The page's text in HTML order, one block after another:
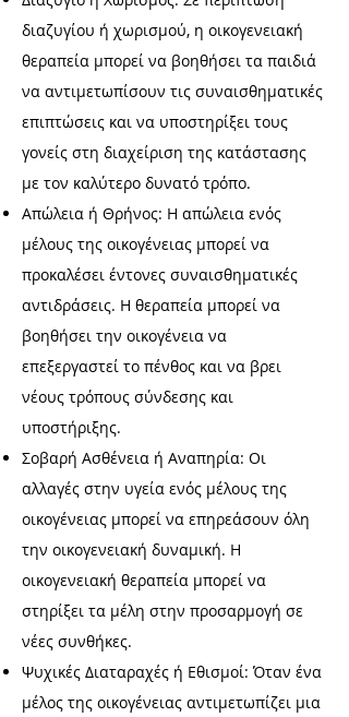
διαζυγίου ή χωρισμού, η οικογενειακή
θεραπεία μπορεί να βοηθήσει τα παιδιά
να αντιμετωπίσουν τις συναισθηματικές
επιπτώσεις και να υποστηρίξει τους
γονείς στη διαχείριση της κατάστασης
με τον καλύτερο δυνατό τρόπο.
Απώλεια ή Θρήνος: Η απώλεια ενός
μέλους της οικογένειας μπορεί να
προκαλέσει έντονες συναισθηματικές
αντιδράσεις. Η θεραπεία μπορεί να
βοηθήσει την οικογένεια να
επεξεργαστεί το πένθος και να βρει
νέους τρόπους σύνδεσης και
υποστήριξης.
Σοβαρή Ασθένεια ή Αναπηρία: Οι
αλλαγές στην υγεία ενός μέλους της
οικογένειας μπορεί να επηρεάσουν όλη
την οικογενειακή δυναμική. Η
οικογενειακή θεραπεία μπορεί να
στηρίξει τα μέλη στην προσαρμογή σε
νέες συνθήκες.
Ψυχικές Διαταραχές ή Εθισμοί: Όταν ένα
μέλος της οικογένειας αντιμετωπίζει μια